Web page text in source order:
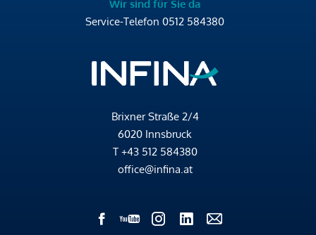
Wir sind für Sie da
Service-Telefon 0512 584380
Brixner Straße 2/4
6020 Innsbruck
T +43 512 584380
office@infina.at